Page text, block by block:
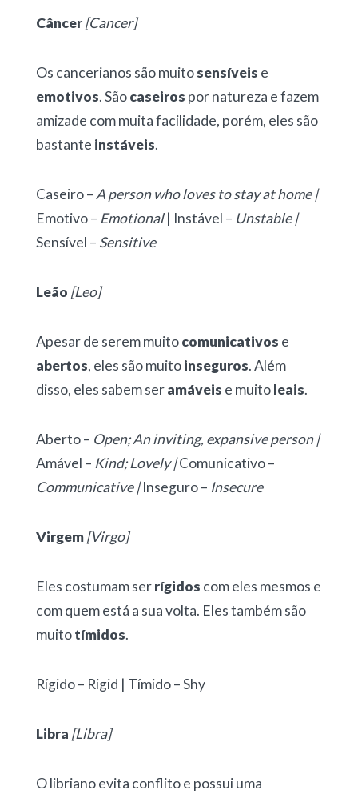
Câncer[Cancer]
Os cancerianos são muitosensíveis e
emotivos. Sãocaseiros por natureza e fazem
amizade com muita facilidade, porém, eles são
bastante instáveis.
Caseiro – A person who loves to stay at home |
Emotivo – Emotional| Instável – Unstable |
Sensível – Sensitive
Leão [Leo]
Apesar de serem muitocomunicativos e
abertos, eles são muitoinseguros. Além
disso, eles sabem seramáveis e muitoleais.
Aberto – Open; An inviting, expansive person |
Amável – Kind; Lovely |Comunicativo –
Communicative |Inseguro – Insecure
Virgem[Virgo]
Eles costumam serrígidos com eles mesmos e
com quem está a sua volta. Eles também são
muitotímidos.
Rígido – Rigid | Tímido – Shy
Libra [Libra]
O libriano evita conflito e possui uma